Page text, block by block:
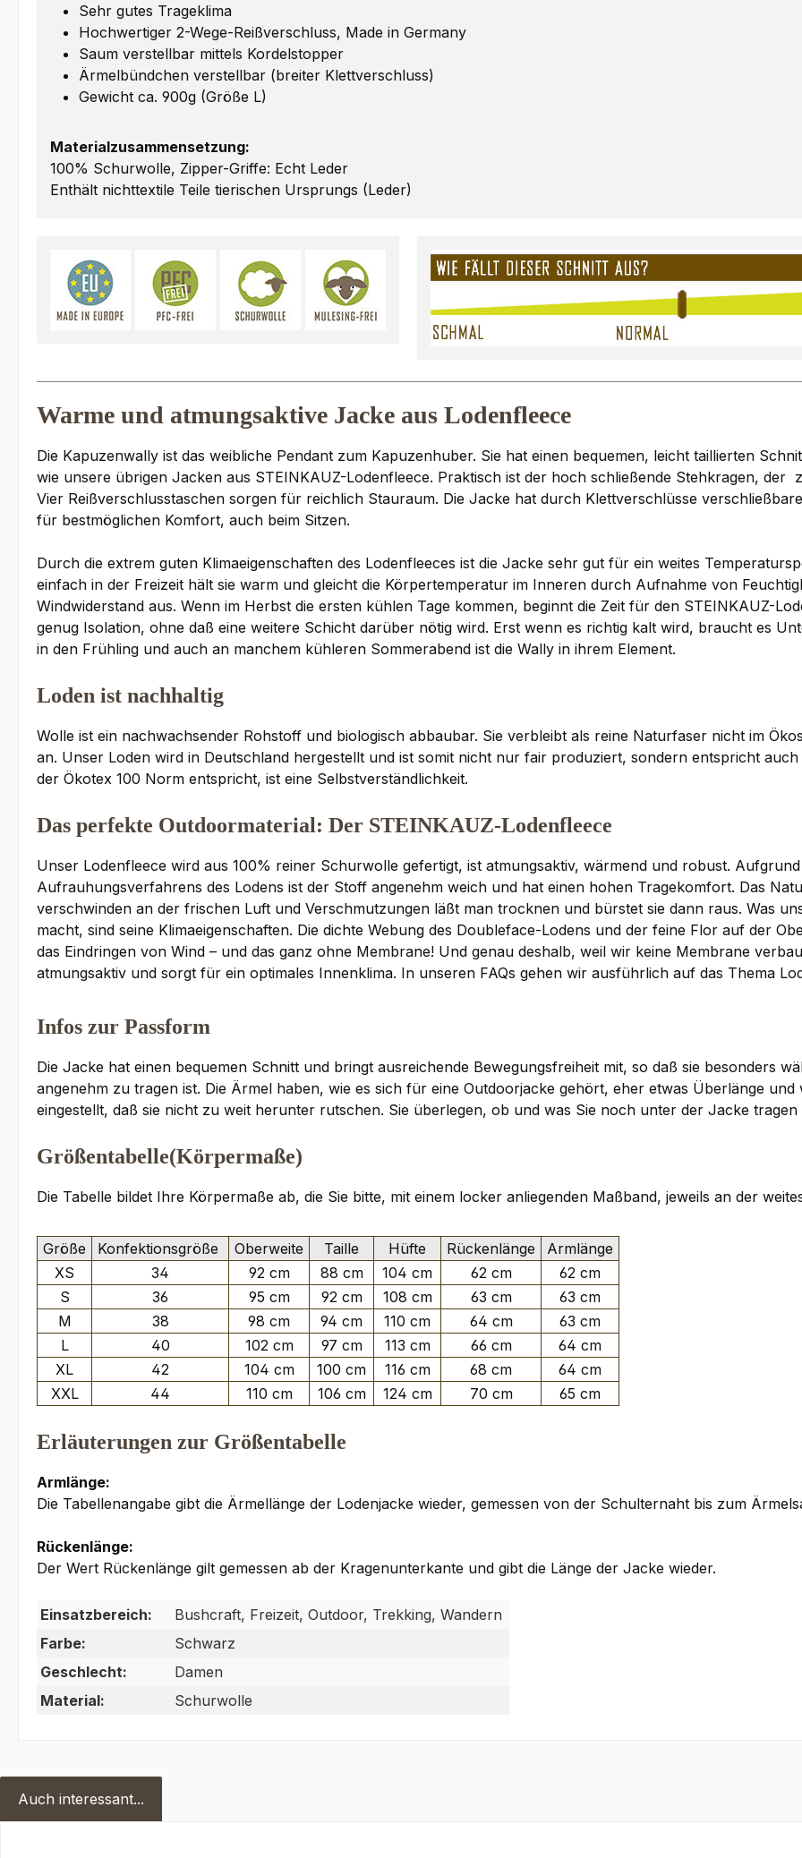
Sehr gutes Trageklima
Hochwertiger 2-Wege-Reißverschluss, Made in Germany
Saum verstellbar mittels Kordelstopper
Ärmelbündchen verstellbar (breiter Klettverschluss)
Gewicht ca. 900g (Größe L)
Materialzusammensetzung:
100% Schurwolle, Zipper-Griffe: Echt Leder
Enthält nichttextile Teile tierischen Ursprungs (Leder)
Warme und atmungsaktive Jacke aus Lodenfleece
Die Kapuzenwally ist das weibliche Pendant zum Kapuzenhuber. Sie hat einen bequemen, leicht taillierten
wie unsere übrigen Jacken aus STEINKAUZ-Lodenfleece. Praktisch ist der hoch schließende Stehkragen, der
Vier Reißverschlusstaschen sorgen für reichlich Stauraum. Die Jacke hat durch Klettverschlüsse
für bestmöglichen Komfort, auch beim Sitzen.
Durch die extrem guten Klimaeigenschaften des Lodenfleeces ist die Jacke sehr gut für ein weites
einfach in der Freizeit hält sie warm und gleicht die Körpertemperatur im Inneren durch Aufnahme von
Windwiderstand aus. Wenn im Herbst die ersten kühlen Tage kommen, beginnt die Zeit für den STEINKAUZ-
genug Isolation, ohne daß eine weitere Schicht darüber nötig wird. Erst wenn es richtig kalt wird, braucht es
in den Frühling und auch an manchem kühleren Sommerabend ist die Wally in ihrem Element.
Loden ist nachhaltig
Wolle ist ein nachwachsender Rohstoff und biologisch abbaubar. Sie verbleibt als reine Naturfaser nicht im
an. Unser Loden wird in Deutschland hergestellt und ist somit nicht nur fair produziert, sondern entspricht
der Ökotex 100 Norm entspricht, ist eine Selbstverständlichkeit.
Das perfekte Outdoormaterial: Der STEINKAUZ-Lodenfleece
Unser Lodenfleece wird aus 100% reiner Schurwolle gefertigt, ist atmungsaktiv, wärmend und robust.
Aufrauhungsverfahrens des Lodens ist der Stoff angenehm weich und hat einen hohen Tragekomfort. Das
verschwinden an der frischen Luft und Verschmutzungen läßt man trocknen und bürstet sie dann raus. Was
macht, sind seine Klimaeigenschaften. Die dichte Webung des Doubleface-Lodens und der feine Flor auf der
das Eindringen von Wind – und das ganz ohne Membrane! Und genau deshalb, weil wir keine Membrane
atmungsaktiv und sorgt für ein optimales Innenklima. In unseren FAQs gehen wir ausführlich auf das Thema
Infos zur Passform
Die Jacke hat einen bequemen Schnitt und bringt ausreichende Bewegungsfreiheit mit, so daß sie besonders
angenehm zu tragen ist. Die Ärmel haben, wie es sich für eine Outdoorjacke gehört, eher etwas Überlänge
eingestellt, daß sie nicht zu weit herunter rutschen. Sie überlegen, ob und was Sie noch unter der Jacke
Größentabelle(Körpermaße)
Die Tabelle bildet Ihre Körpermaße ab, die Sie bitte, mit einem locker anliegenden Maßband, jeweils an der
Größe Konfektionsgröße Oberweite Taille Hüfte Rückenlänge
Armlänge
XS
34 92 cm 88 cm 104 cm 62 cm
62 cm
S
36 95 cm 92 cm 108 cm 63 cm
63 cm
M
38 98 cm 94 cm 110 cm 64 cm
63 cm
L
40 102 cm 97 cm 113 cm 66 cm
64 cm
XL
42 104 cm 100 cm 116 cm 68 cm
64 cm
XXL
44 110 cm 106 cm 124 cm 70 cm 65 cm
Erläuterungen zur Größentabelle
Armlänge:
Die Tabellenangabe gibt die Ärmellänge der Lodenjacke wieder, gemessen von der Schulternaht bis zum
Rückenlänge:
Der Wert Rückenlänge gilt gemessen ab der Kragenunterkante und gibt die Länge der Jacke wieder.
Einsatzbereich:
Bushcraft, Freizeit, Outdoor, Trekking, Wandern
Farbe:
Schwarz
Geschlecht:
Damen
Material:
Schurwolle
Auch interessant...